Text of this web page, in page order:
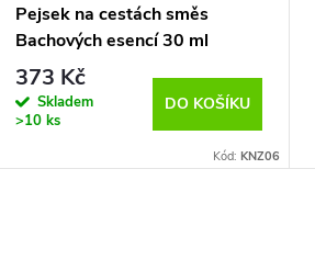
Pejsek na cestách směs
Bachových esencí 30 ml
373 Kč
Skladem
>10 ks
DO KOŠÍKU
Kód: KNZ06